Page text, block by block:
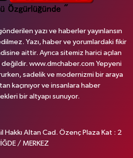
yazı ve haberler yayınlansın
Yazı, haber ve yorumlardaki fikir
aittir. Ayrıca sitemiz harici açılan
www.dmchaber.com Yepyeni
sadelik ve modernizmi bir araya
kaçınıyor ve insanlara haber
bir altyapı sunuyor.
Hakkı Altan Cad. Özenç Plaza Kat : 2
/ MERKEZ